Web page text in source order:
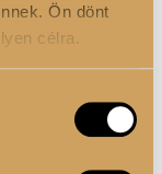
Ön dönt
célra.
fel egy